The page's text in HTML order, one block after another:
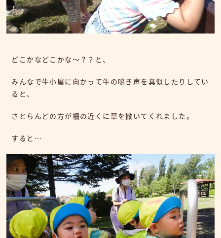
どこかなどこかな～？？と、
みんなで牛小屋に向かって牛の鳴き声を真似したりしてい
ると、
さとらんどの方が柵の近くに草を撒いてくれました。
すると…